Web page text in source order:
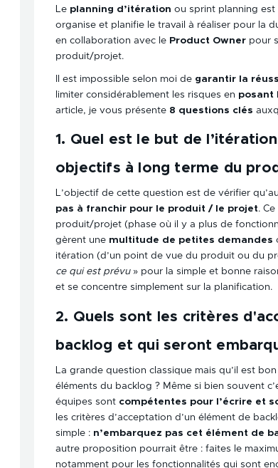
Le planning d’itération ou sprint planning est
organise et planifie le travail à réaliser pour la
en collaboration avec le Product Owner pour
produit/projet.
Il est impossible selon moi de garantir la
limiter considérablement les risques en posant
article, je vous présente 8 questions clés
1. Quel est le but de
objectifs à long terme du
L’objectif de cette question est de vérifier
pas à franchir pour le produit / le projet.
produit/projet (phase où il y a plus de
gèrent une multitude de petites demandes
itération (d’un point de vue du produit ou du
ce qui est prévu» pour la simple et bonne
et se concentre simplement sur la planification.
2. Quels sont les critères
backlog et qui seront
La grande question classique mais qu’il est
éléments du backlog ? Même si bien souvent
équipes sont compétentes pour l’écrire et
les critères d’acceptation d’un élément de
simple : n’embarquez pas cet élément de
autre proposition pourrait être : faites le
notamment pour les fonctionnalités qui sont